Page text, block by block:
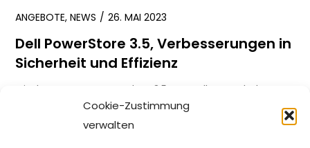
Cookie-Zustimmung
verwalten
ANGEBOTE,NEWS 26. MAI 2023
Dell PowerStore 3.5, Verbesserungen in
Sicherheit und Effizienz
Mit dem PowerStore Update 3.5 von Dell EMC erhalten
Anwender eine deutlich gesteigerte Effizienz und erhöhte
Sicherheit vor Cyber-Attacken im […]